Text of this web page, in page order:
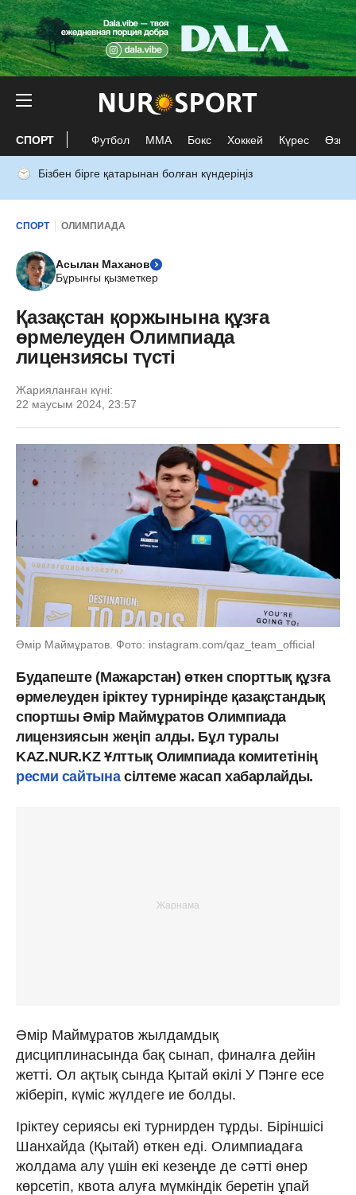
СПОРТ Футбол ММА Бокс Хоккей Күрес Өзге
Бізбен бірге қатарынан болған күндеріңіз
СПОРТ ОЛИМПИАДА
Асылан Маханов
Бұрынғы қызметкер
Қазақстан қоржынына құзға
өрмелеуден Олимпиада
лицензиясы түсті
Жарияланған күні:
22 маусым 2024, 23:57
Әмір Маймұратов. Фото: instagram.com/qaz_team_official
Будапеште (Мажарстан) өткен спорттық құзға
өрмелеуден іріктеу турнирінде қазақстандық
спортшы Әмір Маймұратов Олимпиада
лицензиясын жеңіп алды. Бұл туралы
KAZ.NUR.KZ Ұлттық Олимпиада комитетінің
ресми сайтына сілтеме жасап хабарлайды.
Әмір Маймұратов жылдамдық
дисциплинасында бақ сынап, финалға дейін
жетті. Ол ақтық сында Қытай өкілі У Пэнге есе
жіберіп, күміс жүлдеге ие болды.
Іріктеу сериясы екі турнирден тұрды. Біріншісі
Шанхайда (Қытай) өткен еді. Олимпиадаға
жолдама алу үшін екі кезеңде де сәтті өнер
көрсетіп, квота алуға мүмкіндік беретін ұпай